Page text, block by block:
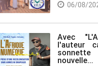
06/08/
Avec
l'auteur
nouvelle...